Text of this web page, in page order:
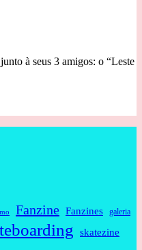
à seus 3 amigos: o “Leste
Fanzine Fanzines galeria
skatezine